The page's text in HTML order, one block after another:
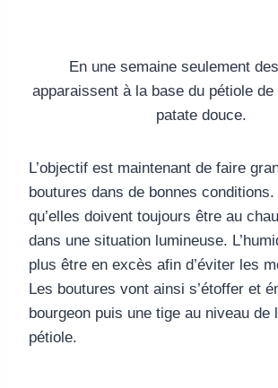
En une semaine seulement
apparaissent à la base du pétiole
patate douce.
L’objectif est maintenant de faire
boutures dans de bonnes conditions.
qu’elles doivent toujours être au
dans une situation lumineuse.
plus être en excès afin d’éviter les
Les boutures vont ainsi s’étoffer et
bourgeon puis une tige au niveau de
pétiole.